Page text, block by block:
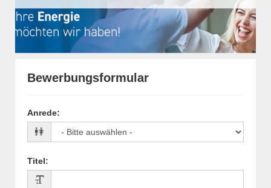
Bewerbungsformular
Anrede:
Titel: